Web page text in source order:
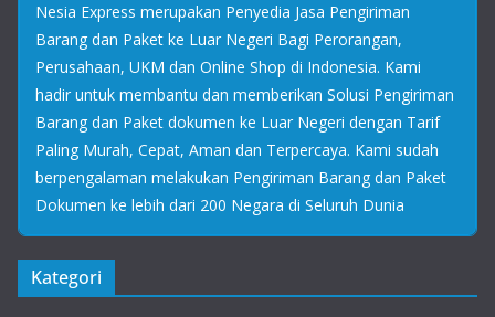
Nesia Express merupakan Penyedia Jasa Pengiriman
Barang dan Paket ke Luar Negeri Bagi Perorangan,
Perusahaan, UKM dan Online Shop di Indonesia. Kami
hadir untuk membantu dan memberikan Solusi Pengiriman
Barang dan Paket dokumen ke Luar Negeri dengan Tarif
Paling Murah, Cepat, Aman dan Terpercaya. Kami sudah
berpengalaman melakukan Pengiriman Barang dan Paket
Dokumen ke lebih dari 200 Negara di Seluruh Dunia
Kategori